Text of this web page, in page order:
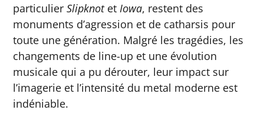
particulierSlipknotetIowa, restent des
monuments d’agression et de catharsis pour
toute une génération. Malgré les tragédies, les
changements de line-up et une évolution
musicale qui a pu dérouter, leur impact sur
l’imagerie et l’intensité du metal moderne est
indéniable.